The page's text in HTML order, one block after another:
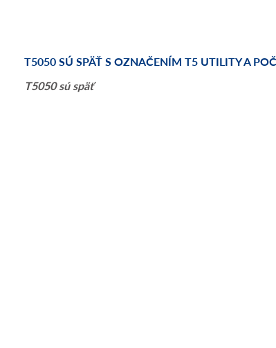
T5050 SÚ SPÄŤ S OZNAČENÍM T5 UTILITY A
T5050 sú späť